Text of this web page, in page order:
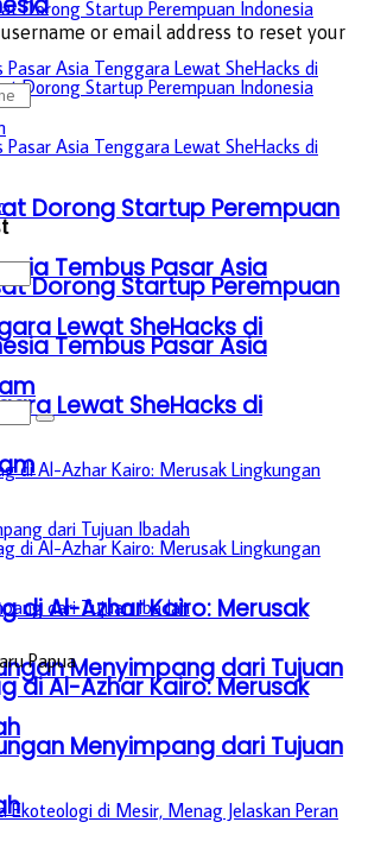
Dorong Startup Perempuan
Tembus Pasar Asia
Lewat SheHacks di
di Al-Azhar Kairo: Merusak
Menyimpang dari Tujuan
Dorong Startup Perempuan
Tembus Pasar Asia
Lewat SheHacks di
di Al-Azhar Kairo: Merusak
Menyimpang dari Tujuan
or email address to reset your
Papua